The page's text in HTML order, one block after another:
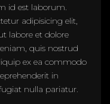
id est laborum.
adipisicing elit,
labore et dolore
quis nostrud
ex ea commodo
in
nulla pariatur.